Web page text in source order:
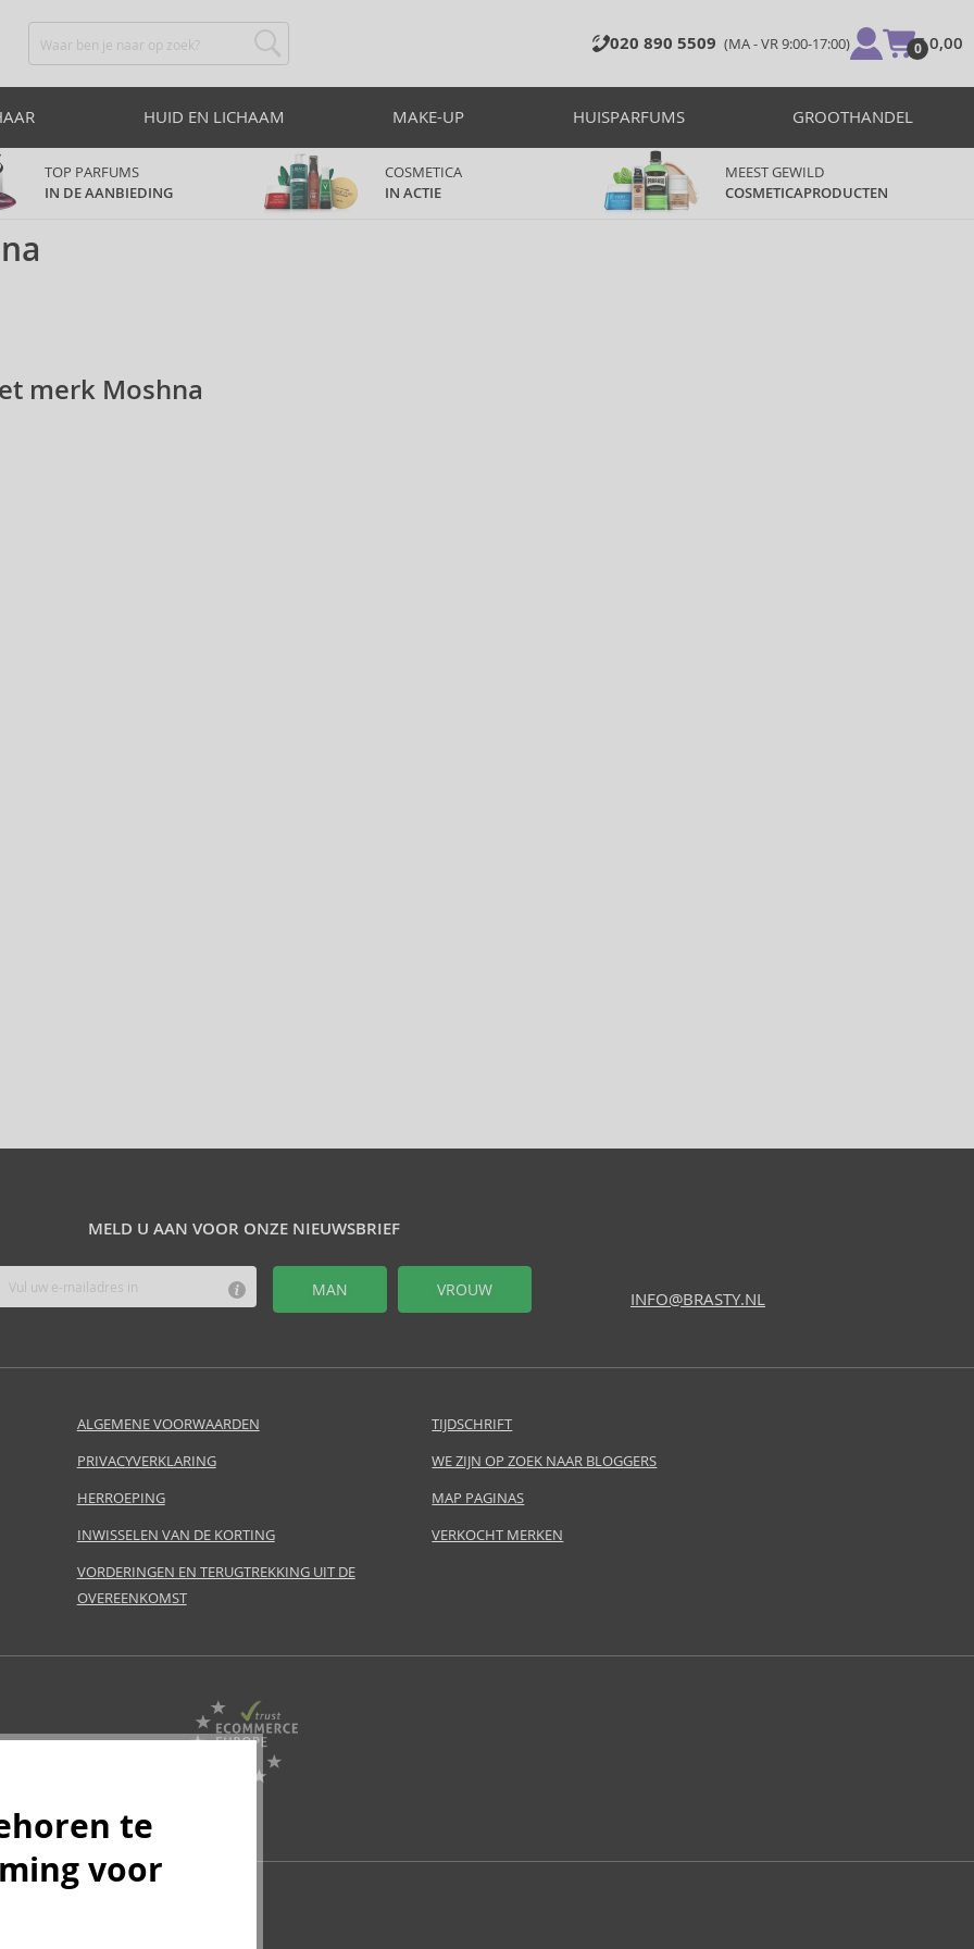
020 890 5509 (MA - VR 9:00-17:00) 0
€ 0,00
HUID EN LICHAAM MAKE-UP HUISPARFUMS GROOTHANDEL
TOP PARFUMS
IN DE AANBIEDING
COSMETICA
IN ACTIE
MEEST GEWILD
COSMETICAPRODUCTEN
merk Moshna
MELD U AAN VOOR ONZE NIEUWSBRIEF
MAN VROUW INFO@BRASTY.NL
ALGEMENE VOORWAARDEN
PRIVACYVERKLARING
HERROEPING
INWISSELEN VAN DE KORTING
VORDERINGEN EN TERUGTREKKING UIT DE
OVEREENKOMST
TIJDSCHRIFT
WE ZIJN OP ZOEK NAAR BLOGGERS
MAP PAGINAS
VERKOCHT MERKEN
te
voor